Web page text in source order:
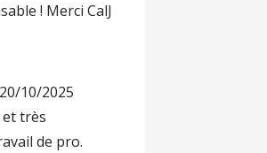
! Merci CalJ
20/10/2025
très
de pro.